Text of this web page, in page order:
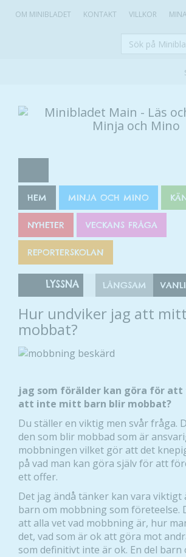
OM MINIBLADET KONTAKT VILLKOR
Sök
HEM MINJA OCH MINO
NYHETER VECKANS FRÅGA
REPORTERSKOLAN
LYSSNA LÅNGSAM
Hur undviker jag att
mobbat?
jag som förälder kan göra för att
att inte mitt barn blir mobbat?
Du ställer en viktig men svår fråga.
den som blir mobbad som är
mobbningen vilket gör att det
på vad man kan göra själv för att
ett offer.
Det jag ändå tänker kan vara viktigt
barn om mobbning som företeelse.
att alla vet vad mobbning är, hur
det, vad som är ok att göra mot
som definitivt inte är ok. En del barn